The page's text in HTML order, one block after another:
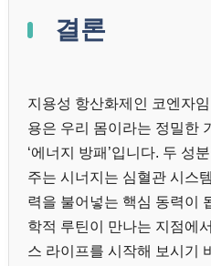
결론
지용성 항산화제인 코엔자
용은 우리 몸이라는 정밀한
‘에너지 방패’입니다. 두 성
주는 시너지는 심혈관 시스
력을 불어넣는 핵심 동력이
학적 루틴이 만나는 지점에
스 라이프를 시작해 보시기